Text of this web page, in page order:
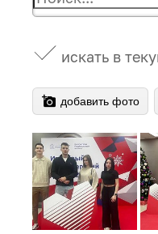
искать в
добавить фото